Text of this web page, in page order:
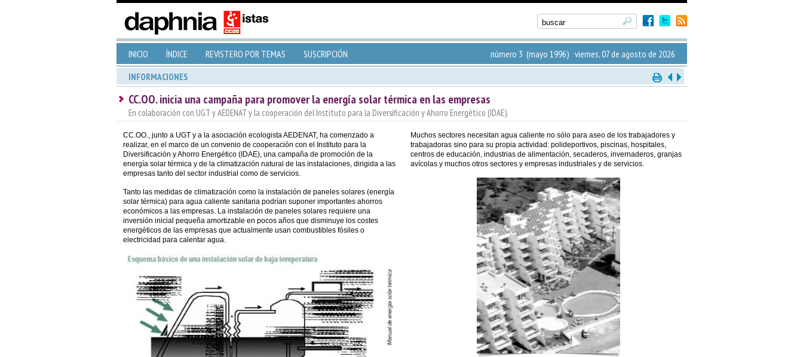
INICIO ÍNDICE REVISTERO POR TEMAS SUSCRIPCIÓN número 3 (mayo 1996) viernes, 07 de agosto de 2026
INFORMACIONES
CC.OO. inicia una campaña para promover la energía solar térmica en las empresas
En colaboración con UGT y AEDENAT y la cooperación del Instituto para la Diversificación y Ahorro Energético (IDAE).
CC.OO., junto a UGT y a la asociación ecologista AEDENAT, ha comenzado a
realizar, en el marco de un convenio de cooperación con el Instituto para la
Diversificación y Ahorro Energético (IDAE), una campaña de promoción de la
energía solar térmica y de la climatización natural de las instalaciones, dirigida a las
empresas tanto del sector industrial como de servicios.
Tanto las medidas de climatización como la instalación de paneles solares (energía
solar térmica) para agua caliente sanitaria podrían suponer importantes ahorros
económicos a las empresas. La instalación de paneles solares requiere una
inversión inicial pequeña amortizable en pocos años que disminuye los costes
energéticos de las empresas que actualmente usan combustibles fósiles o
electricidad para calentar agua.
Muchos sectores necesitan agua caliente no sólo para aseo de los trabajadores y
trabajadoras sino para su propia actividad: polideportivos, piscinas, hospitales,
centros de educación, industrias de alimentación, secaderos, invernaderos, granjas
avícolas y muchos otros sectores y empresas industriales y de servicios.